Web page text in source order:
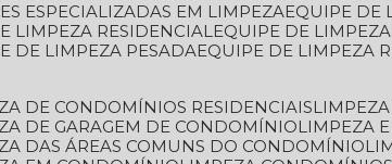
ESPECIALIZADAS EM LIMPEZA EQUIPE
LIMPEZA RESIDENCIAL EQUIPE DE
DE LIMPEZA PESADA EQUIPE DE LIMPEZA
DE CONDOMÍNIOS RESIDENCIAIS
DE GARAGEM DE CONDOMÍNIO
LIMPEZA
DAS ÁREAS COMUNS DO CONDOMÍNIO